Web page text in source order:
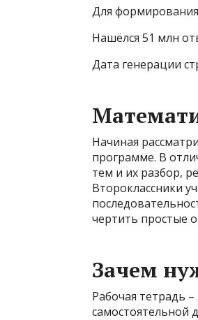
Для формирования
Нашёлся 51 млн
Дата генерации
Начиная
программе. В
тем и их разбор,
Второклассники
чертить простые
Зачем
Рабочая тетрадь
самостоятельной